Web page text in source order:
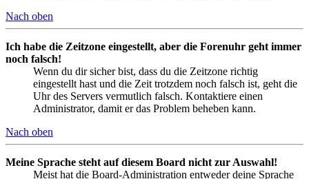
Nach oben
Ich habe die Zeitzone eingestellt, aber die Forenuhr geht immer
noch falsch!
Wenn du dir sicher bist, dass du die Zeitzone richtig
eingestellt hast und die Zeit trotzdem noch falsch ist, geht die
Uhr des Servers vermutlich falsch. Kontaktiere einen
Administrator, damit er das Problem beheben kann.
Nach oben
Meine Sprache steht auf diesem Board nicht zur Auswahl!
Meist hat die Board-Administration entweder deine Sprache